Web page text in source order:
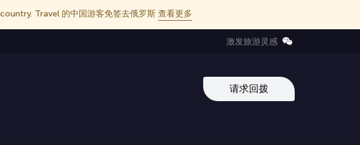
Travel 的中国游客免签去俄罗斯 查看更多
激发旅游灵感
请求回拨